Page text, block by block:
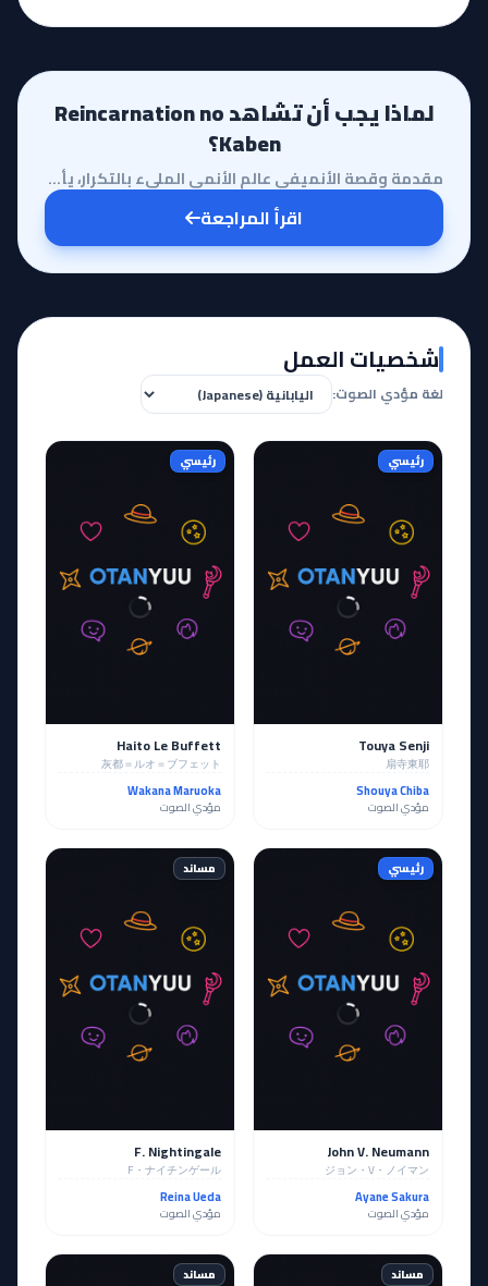
لماذا يجب أن تشاهد Reincarnation no
Kaben؟
مقدمة وقصة الأنميفي عالم الأنمي المليء بالتكرار، يأتي أنمي Reincarnation no Kaben ليقدم فكرة جريئة و...
اقرأ المراجعة
شخصيات العمل
لغة مؤدي الصوت:
رئيسي
Touya Senji
扇寺東耶
Shouya Chiba
مؤدي الصوت
رئيسي
Haito Le Buffett
灰都＝ルオ＝ブフェット
Wakana Maruoka
مؤدي الصوت
رئيسي
John V. Neumann
ジョン・V・ノイマン
Ayane Sakura
مؤدي الصوت
مساند
F. Nightingale
F・ナイチンゲール
Reina Ueda
مؤدي الصوت
مساند مساند